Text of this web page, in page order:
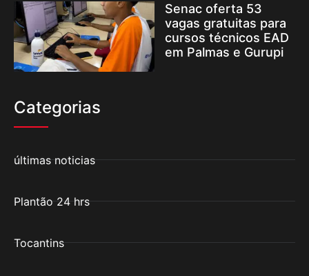
Senac oferta 53
vagas gratuitas para
cursos técnicos EAD
em Palmas e Gurupi
Categorias
últimas noticias
Plantão 24 hrs
Tocantins